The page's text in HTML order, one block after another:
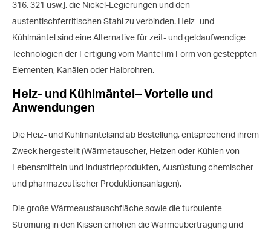
316, 321 usw.], die Nickel-Legierungen und den
austentischferritischen Stahl zu verbinden. Heiz- und
Kühlmäntel sind eine Alternative für zeit- und geldaufwendige
Technologien der Fertigung vom Mantel im Form von gesteppten
Elementen, Kanälen oder Halbrohren.
Heiz- und Kühlmäntel– Vorteile und
Anwendungen
Die Heiz- und Kühlmäntelsind ab Bestellung, entsprechend ihrem
Zweck hergestellt (Wärmetauscher, Heizen oder Kühlen von
Lebensmitteln und Industrieprodukten, Ausrüstung chemischer
und pharmazeutischer Produktionsanlagen).
Die große Wärmeaustauschfläche sowie die turbulente
Strömung in den Kissen erhöhen die Wärmeübertragung und